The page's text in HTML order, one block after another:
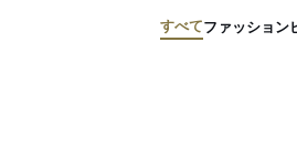
すべてファッション